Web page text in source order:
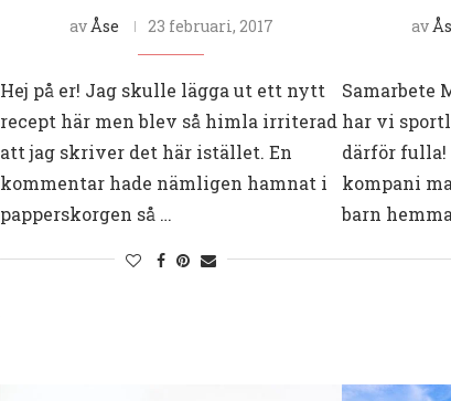
av Åse 23 februari, 2017
Hej på er! Jag skulle lägga ut ett nytt
recept här men blev så himla irriterad
att jag skriver det här istället. En
kommentar hade nämligen hamnat i
papperskorgen så …
av
Samarbete
har vi
därför fulla!
kompani
barn